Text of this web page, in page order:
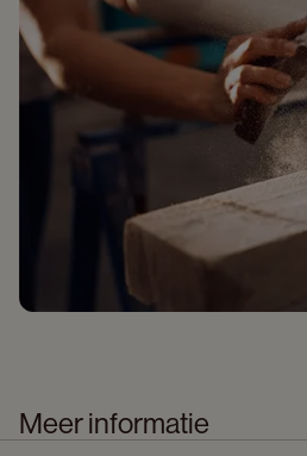
Meer informatie